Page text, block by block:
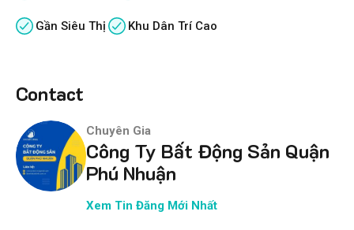
Gần Siêu Thị Khu Dân Trí Cao
Contact
Chuyên Gia
Công Ty Bất Động Sản Quận
Phú Nhuận
Xem Tin Đăng Mới Nhất